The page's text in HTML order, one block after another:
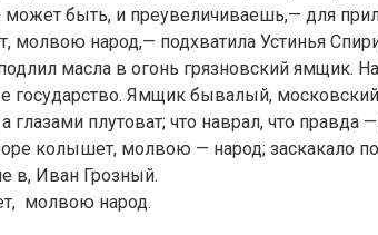
может быть, и преувеличиваешь,— для
народ,— подхватила Устинья
масла в огонь грязновский ямщик.
государство. Ямщик бывалый,
плутоват; что наврал, что правда
колышет, молвою — народ; заскакало
в, Иван Грозный.
молвою народ.